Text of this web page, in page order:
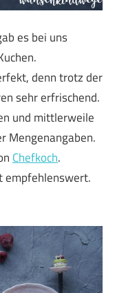
es bei uns
denn trotz der
sehr erfrischend.
und mittlerweile
Mengenangaben.
Chefkoch.
empfehlenswert.